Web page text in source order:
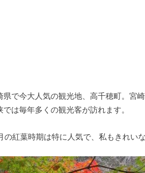
県で今大人気の観光地、高千穂町。宮
では毎年多くの観光客が訪れます。
の紅葉時期は特に人気で、私もきれい